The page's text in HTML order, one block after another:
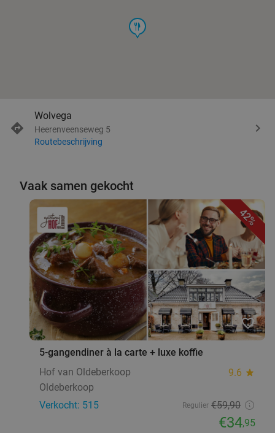
food
Wolvega
Heerenveenseweg 5
Routebeschrijving
Vaak samen gekocht
42%
favorite_border
5-gangendiner à la carte + luxe koffie
Hof van Oldeberkoop
9.6 star
Oldeberkoop
Verkocht: 515
Regulier €59,90
€34,95